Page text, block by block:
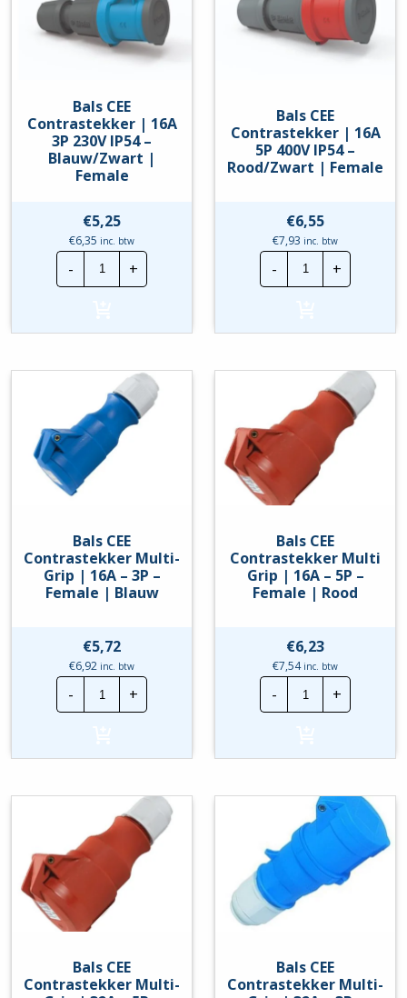
Bals CEE
Contrastekker | 16A
3P 230V IP54 –
Blauw/Zwart |
Female
€5,25
€6,35 inc. btw
-
Bals
CEE
Contrastekker
3P
-
Blauw/Zwart
|
Female
hoeveelheid
+
Bals CEE
Contrastekker | 16A
5P 400V IP54 –
Rood/Zwart | Female
€6,55
€7,93 inc. btw
-
Bals
CEE
Contrastekker
5P
-
Rood/Zwart
|
Female
hoeveelheid
+
Bals CEE
Contrastekker Multi-
Grip | 16A – 3P –
Female | Blauw
€5,72
€6,92 inc. btw
-
Bals
CEE
Contrastekker
|
3P
Female
Blauw
hoeveelheid
+
Bals CEE
Contrastekker Multi
Grip | 16A – 5P –
Female | Rood
€6,23
€7,54inc. btw
-
Bals
CEE
Contrastekker
|
5P
Female
Rood
hoeveelheid
+
Bals CEE
Contrastekker Multi-
Bals CEE
Contrastekker Multi-